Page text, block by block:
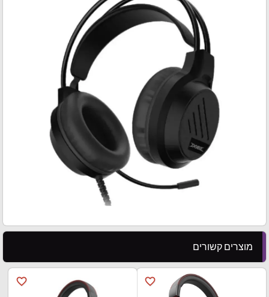
מוצרים קשורים
favorite_border
favorite_border